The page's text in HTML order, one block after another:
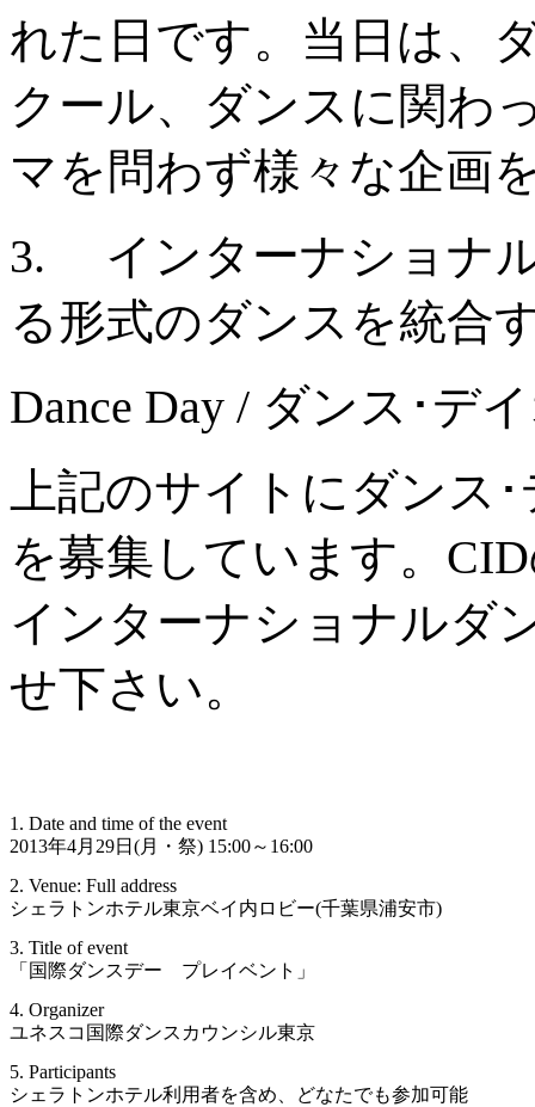
れた日です。当日は、
クール、ダンスに関わ
マを問わず様々な企画
3. インターナショナ
る形式のダンスを統合
Dance Day / ダンス･デ
上記のサイトにダンス
を募集しています。
インターナショナルダ
せ下さい。
1. Date and time of the event
2013年4月29日(月・祭) 15:00～16:00
2. Venue: Full address
シェラトンホテル東京ベイ内ロビー(千葉県浦安市)
3. Title of event
「国際ダンスデー　プレイベント」
4. Organizer
ユネスコ国際ダンスカウンシル東京
5. Participants
シェラトンホテル利用者を含め、どなたでも参加可能